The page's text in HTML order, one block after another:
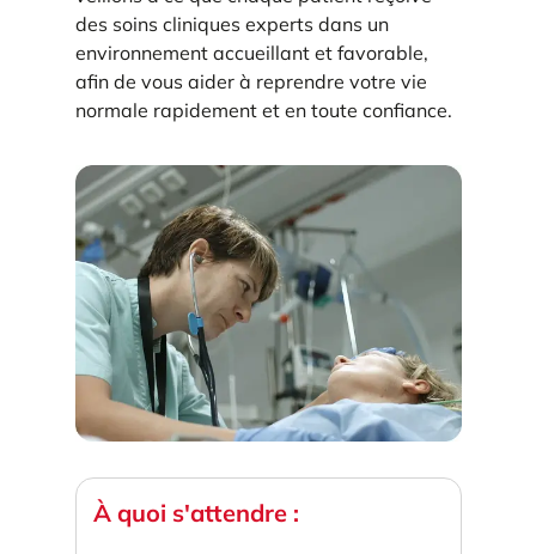
des soins cliniques experts dans un
environnement accueillant et favorable,
afin de vous aider à reprendre votre vie
normale rapidement et en toute confiance.
À quoi s'attendre :